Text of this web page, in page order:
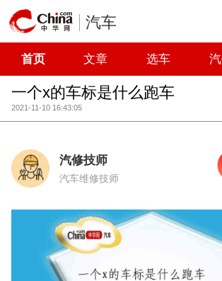
汽车
首页 文章 选车
一个x的车标是什么跑车
2021-11-10 16:43:05
汽修技师
汽车维修技师